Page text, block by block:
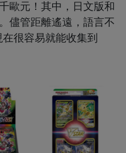
歐元！其中，日文版和
儘管距離遙遠，語言不
很容易就能收集到